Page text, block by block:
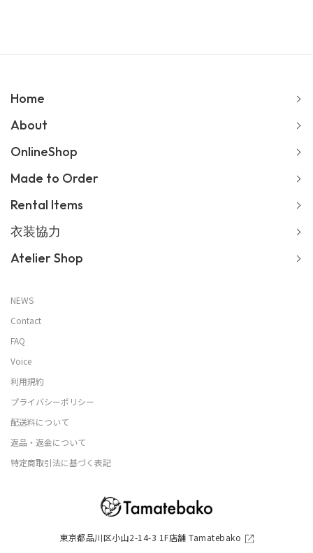
東京都品川区小山2-14-3 1F店舗 Tamatebako
Home
About
OnlineShop
Made to Order
Rental Items
衣装協力
Atelier Shop
NEWS
Contact
FAQ
Voice
利用規約
プライバシーポリシー
配送料について
返品・返金について
特定商取引法に基づく表記